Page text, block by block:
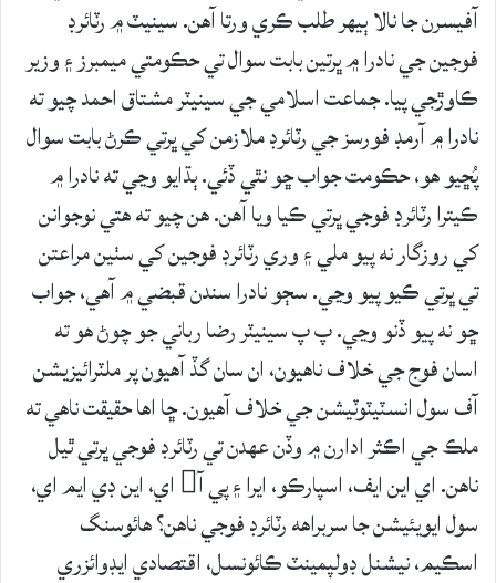
آفيسرن جا نالا ٻيهر طلب ڪري ورتا آهن. سينيٽ ۾ رٽائرڊ
فوجين جي نادرا ۾ ڀرتين بابت سوال تي حڪومتي ميمبرز ۽ وزير
ڪاوڙجي پيا. جماعت اسلامي جي سينيٽر مشتاق احمد چيو ته
نادرا ۾ آرمڊ فورسز جي رٽائرڊ ملازمن کي ڀرتي ڪرڻ بابت سوال
پُڇيو هو، حڪومت جواب ڇو نٿي ڏئي. ٻڌايو وڃي ته نادرا ۾
ڪيترا رٽائرڊ فوجي ڀرتي ڪيا ويا آهن. هن چيو ته هتي نوجوانن
کي روزگار نه پيو ملي ۽ وري رٽائرڊ فوجين کي سٺين مراعتن
تي ڀرتي ڪيو پيو وڃي. سڄو نادرا سندن قبضي ۾ آهي، جواب
ڇو نه پيو ڏنو وڃي. پ پ سينيٽر رضا رباني جو چوڻ هو ته
اسان فوج جي خلاف ناهيون، ان سان گڏ آهيون پر ملٽرائيزيشن
آف سول انسٽيٽوٽيشن جي خلاف آهيون. ڇا اها حقيقت ناهي ته
ملڪ جي اڪثر ادارن ۾ وڏن عهدن تي رٽائرڊ فوجي ڀرتي ٿيل
ناهن. اي اين ايف، اسپارڪو، ايرا ۽ پي آ اي، اين ڊي ايم اي،
سول ايويئيشن جا سربراهه رٽائرڊ فوجي ناهن؟ هائوسنگ
اسڪيم، نيشنل ڊولپمينٽ ڪائونسل، اقتصادي ايڊوائزري